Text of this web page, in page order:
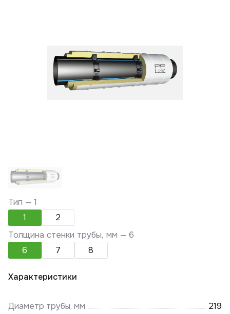
Тип —1
1
2
Толщина стенки трубы, мм —6
6
7 8
Характеристики
Диаметр трубы, мм
219